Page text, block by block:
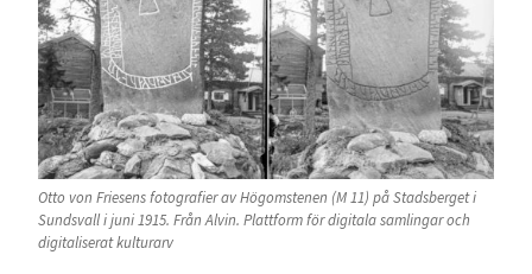
Otto von Friesens fotografier av Högomstenen (M 11) på Stadsberget i
Sundsvall i juni 1915. Från Alvin. Plattform för digitala samlingar och
digitaliserat kulturarv